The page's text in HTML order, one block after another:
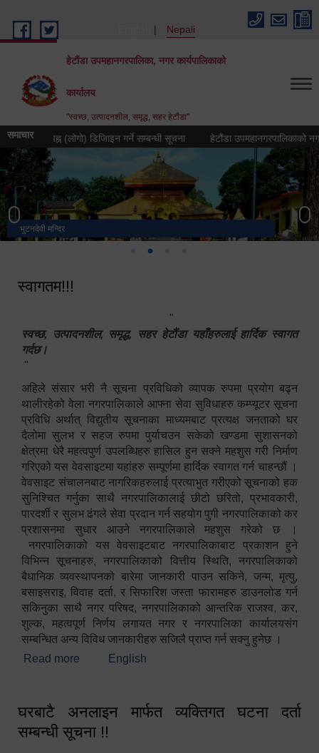
Nepali
हेटौंडा उपमहानगरपालिका, नगर कार्यपालिकाको
कार्यालय
"स्वच्छ, उत्पादनशील, समृद्ध, सहर हेटौंडा"
समाचार
चिह्न (लोगो) डिजिाइन गर्ने सम्बन्धी सूचना हेटौंडा उपमहानगरपालिकाको नगर गान
भुटनदेवी मन्दिर
स्मारक
हेटौंडा उपमहानगरपालिका नगर कार्यपालिकाको कार्यालय
मनकामना डाँडाबाट देखिएको दृश्य
स्वागतम!!!
"
स्वच्छ, उत्पादनशील, समृद्ध, सहर हेटौंडा यहाँहरुलाई हार्दिक स्वागत
गर्दछ।
"
अहिले संसार भरी नै सूचना प्रविधिको व्यापक रुपमा प्रयोग बढ्न
थालीरहेको वेला नगरपालिकाले आफ्ना सेवा सुविधाहरु कम्प्यूटर सूचना
प्रविधि अर्थात् विद्युतीय सूचनाका माध्यमबाट प्रत्यक्ष जनताको घर
दैलोमा सुलभ र सहज रुपमा पुर्याचउन सकेको खण्डमा सुशासनको
क्षेत्रमा धेरै महत्वपुर्ण उपलब्धिहरु हासिल हुन सक्ने महशुस गरी निर्माण
गरिएको यस वेवसाइटमा यहांहरु सम्पूर्णमा हार्दिक स्वागत गर्न चाहन्छौं ।
वेवसाइट संचालनबाट नागरिकहरुलाई प्रत्याभुत गरीएको सूचनाको हक
सुनिश्चित गर्नुका साथै नगरपालिकालाई छीटो छरितो, प्रभावकारी,
पारदर्शी र सुलभ ढंगले सेवा प्रदान गर्न सहयोग पुगी नगरपालिकाको कर
प्रशासनमा सुधार आउने नगरपालिकाले महशुस गरेको छ ।
नगरपालिकाको यस वेवसाइटबाट नगरपालिकाबाट प्रकाशन हुने
विभिन्न सूचनाहरु, नगरपालिकाको वित्तीय स्थिति, नगरपालिकाको
बैधानिक व्यवस्थापनको बारेमा जानकारी पाउन सकिने, जन्म, मृत्यु,
बसाइसराइ, विवाह दर्ता, र सिफारिश जस्ता फारामहरु डाउनलोड गर्न
सकिनुका साथै नगर परिषद, नगरपालिकाको आन्तरिक राजश्व, कर,
शुल्क, महत्वपूर्ण निर्णय लगायत नगर र नगरपालिका कार्यालयसंग
सम्बन्धित अन्य विविध जानकारीहरु सजिलै प्राप्त गर्न सक्नु हुनेछ ।
Read more about स्वागतम!!!
English
घरबाटै अनलाइन मार्फत व्यक्तिगत घटना दर्ता
सम्बन्धी सूचना !!